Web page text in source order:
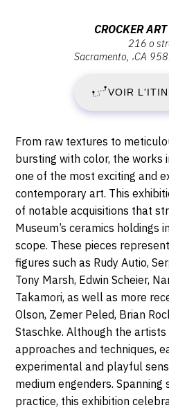
-
O
Street,
95814
Sacramento
CROCKER
216 o
Sacramento ,CA
VOIR
Description,
horaires...
From raw textures to
bursting with color, the works
one of the most exciting and
contemporary art. This
of notable acquisitions that
Museum’s ceramics holdings
scope. These pieces
figures such as Rudy Autio,
Tony Marsh, Edwin Scheier,
Takamori, as well as more
Olson, Zemer Peled, Brian
Staschke. Although the
approaches and techniques,
experimental and playful
medium engenders. Spanning
practice, this exhibition